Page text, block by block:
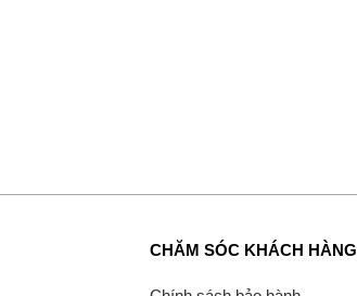
CHĂM SÓC KHÁCH HÀNG